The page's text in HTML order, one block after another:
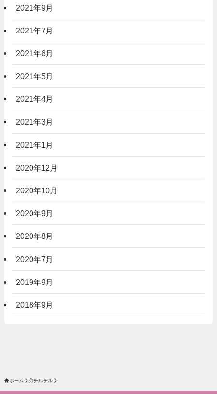
2021年9月
2021年7月
2021年6月
2021年5月
2021年4月
2021年3月
2021年1月
2020年12月
2020年10月
2020年9月
2020年8月
2020年7月
2019年9月
2018年9月
ホーム 弟チルチル